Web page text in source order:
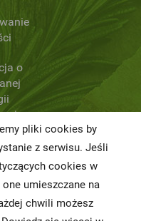
o
pliki cookies by
z serwisu. Jeśli
cookies w
umieszczane na
chwili możesz